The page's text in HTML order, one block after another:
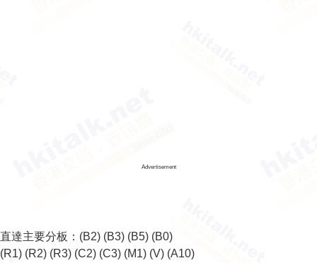
Advertisement
直達主要分板： (B2) (B3) (B5) (B0)
(R1) (R2) (R3) (C2) (C3) (M1) (V) (A10)